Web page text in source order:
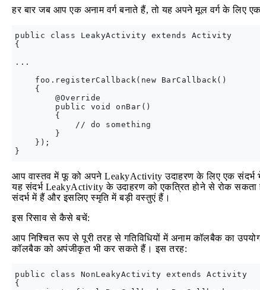
हर बार जब आप एक अनाम वर्ग बनाते हैं, तो यह अपने मूल वर्ग के लिए
public class LeakyActivity extends Activity
{
...
    foo.registerCallback(new BarCallback()
    {
        @Override
        public void onBar()
        {
            // do something
        }
    });
आप वास्तव में फू को अपने LeakyActivity उदाहरण के लिए एक संदर्भ
यह संदर्भ LeakyActivity के उदाहरण को एकत्रित होने से रोक
संदर्भ में हैं और इसलिए स्मृति में बड़ी वस्तुएं हैं।
इस रिसाव से कैसे बचें:
आप निश्चित रूप से पूरी तरह से गतिविधियों में अनाम कॉलबैक का
कॉलबैक को अपंजीकृत भी कर सकते हैं। इस तरह:
public class NonLeakyActivity extends Activity
{